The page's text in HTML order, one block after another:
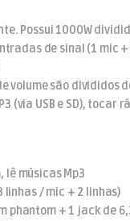
Possui 1000W
de sinal (1 mic
volume são
(via USB e SD), tocar
lê músicas Mp3
linhas / mic + 2 linhas)
phantom + 1 jack de